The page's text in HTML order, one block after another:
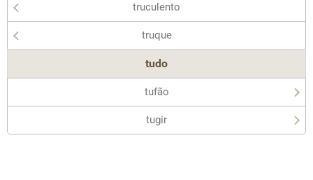
truculento
truque
tudo
tufão
tugir